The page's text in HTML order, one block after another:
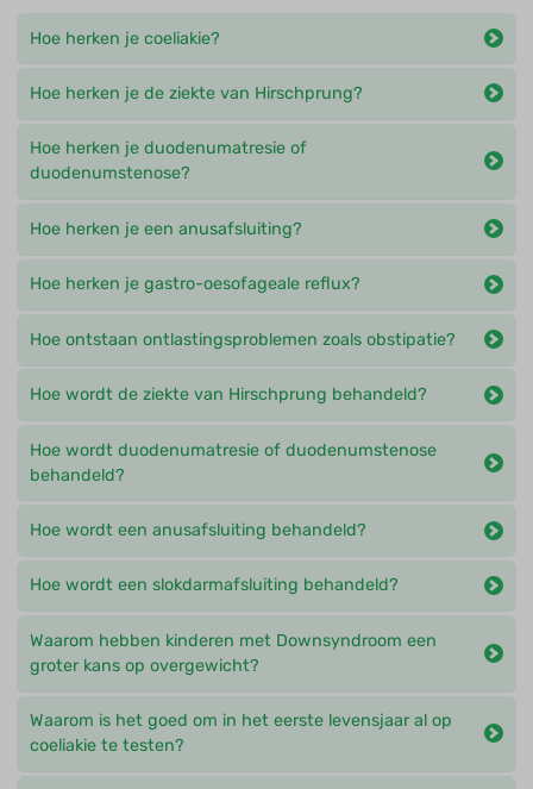
Hoe herken je coeliakie?
Hoe herken je de ziekte van Hirschprung?
Hoe herken je duodenumatresie of
duodenumstenose?
Hoe herken je een anusafsluiting?
Hoe herken je gastro-oesofageale reflux?
Hoe ontstaan ontlastingsproblemen zoals obstipatie?
Hoe wordt de ziekte van Hirschprung behandeld?
Hoe wordt duodenumatresie of duodenumstenose
behandeld?
Hoe wordt een anusafsluiting behandeld?
Hoe wordt een slokdarmafsluiting behandeld?
Waarom hebben kinderen met Downsyndroom een
groter kans op overgewicht?
Waarom is het goed om in het eerste levensjaar al op
coeliakie te testen?